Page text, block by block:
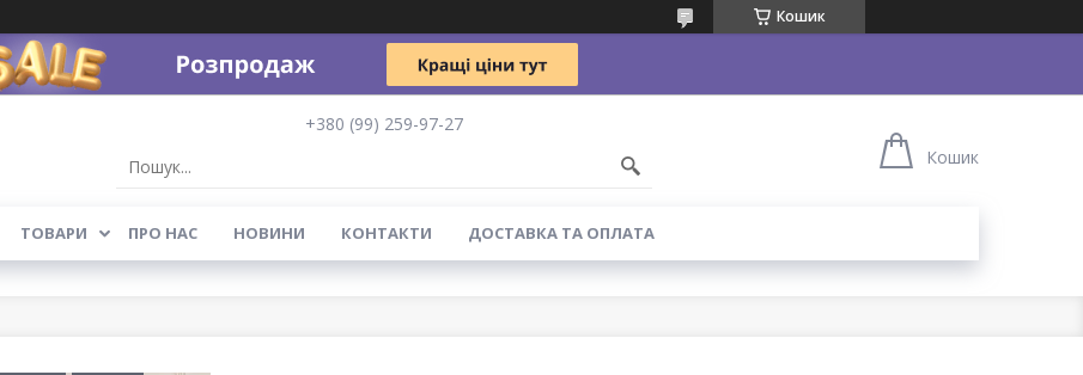
Кошик
+380 (99) 259-97-27
Кошик
ТОВАРИ ПРО НАС НОВИНИ КОНТАКТИ ДОСТАВКА ТА ОПЛАТА